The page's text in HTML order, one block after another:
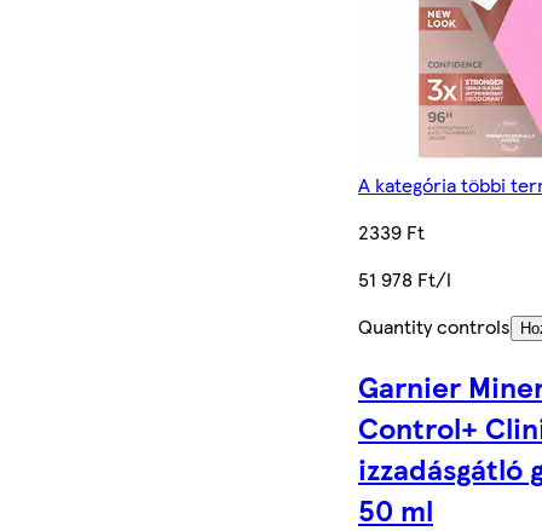
A kategória többi
2339 Ft
51 978 Ft/l
Quantity controls
Garnier
Control+
izzadásgátló
50 ml